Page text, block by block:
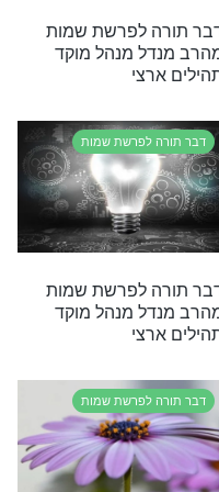
לפרשת שמות
משה רבינו
הנחש?
לפרשת שמות